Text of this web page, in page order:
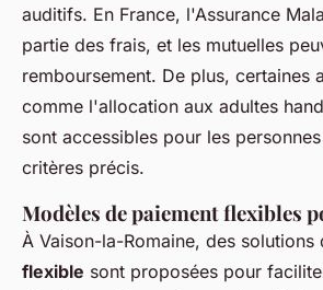
auditifs. En France, l'Assurance
partie des frais, et les mutuelles
remboursement. De plus, certaines
comme l'allocation aux adultes
sont accessibles pour les
critères précis.
Modèles de paiement flexibles
À Vaison-la-Romaine, des solutions
flexible sont proposées pour